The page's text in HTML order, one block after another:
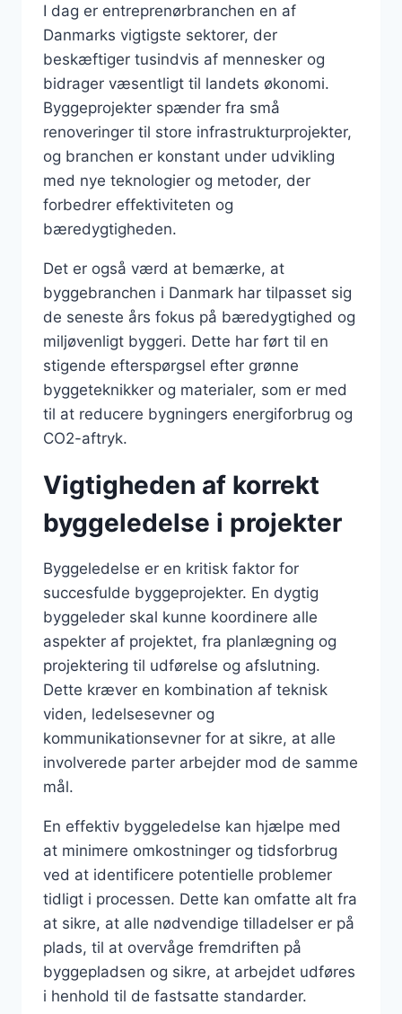
I dag er entreprenørbranchen en af
Danmarks vigtigste sektorer, der
beskæftiger tusindvis af mennesker og
bidrager væsentligt til landets økonomi.
Byggeprojekter spænder fra små
renoveringer til store infrastrukturprojekter,
og branchen er konstant under udvikling
med nye teknologier og metoder, der
forbedrer effektiviteten og
bæredygtigheden.
Det er også værd at bemærke, at
byggebranchen i Danmark har tilpasset sig
de seneste års fokus på bæredygtighed og
miljøvenligt byggeri. Dette har ført til en
stigende efterspørgsel efter grønne
byggeteknikker og materialer, som er med
til at reducere bygningers energiforbrug og
CO2-aftryk.
Vigtigheden af korrekt
byggeledelse i projekter
Byggeledelse er en kritisk faktor for
succesfulde byggeprojekter. En dygtig
byggeleder skal kunne koordinere alle
aspekter af projektet, fra planlægning og
projektering til udførelse og afslutning.
Dette kræver en kombination af teknisk
viden, ledelsesevner og
kommunikationsevner for at sikre, at alle
involverede parter arbejder mod de samme
mål.
En effektiv byggeledelse kan hjælpe med
at minimere omkostninger og tidsforbrug
ved at identificere potentielle problemer
tidligt i processen. Dette kan omfatte alt fra
at sikre, at alle nødvendige tilladelser er på
plads, til at overvåge fremdriften på
byggepladsen og sikre, at arbejdet udføres
i henhold til de fastsatte standarder.